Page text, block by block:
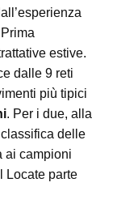
estive.
dalle 9 reti
più tipici
. Per i due, alla
delle
ai campioni
Locate parte